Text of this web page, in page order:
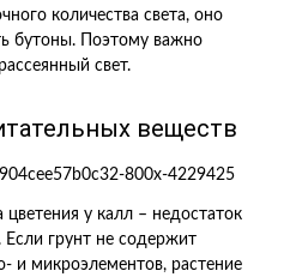
количества света, оно
бутоны. Поэтому важно
свет.
веществ
у калл – недостаток
Если грунт не содержит
и микроэлементов, растение